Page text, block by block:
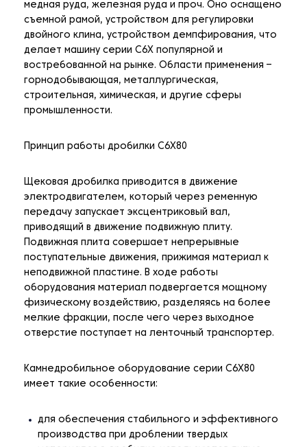
медная руда, железная руда и проч. Оно оснащено
съемной рамой, устройством для регулировки
двойного клина, устройством демпфирования, что
делает машину серии C6X популярной и
востребованной на рынке. Области применения –
горнодобывающая, металлургическая,
строительная, химическая, и другие сферы
промышленности.
Принцип работы дробилки C6X80
Щековая дробилка приводится в движение
электродвигателем, который через ременную
передачу запускает эксцентриковый вал,
приводящий в движение подвижную плиту.
Подвижная плита совершает непрерывные
поступательные движения, прижимая материал к
неподвижной пластине. В ходе работы
оборудования материал подвергается мощному
физическому воздействию, разделяясь на более
мелкие фракции, после чего через выходное
отверстие поступает на ленточный транспортер.
Камнедробильное оборудование серии C6X80
имеет такие особенности:
для обеспечения стабильного и эффективного
производства при дроблении твердых